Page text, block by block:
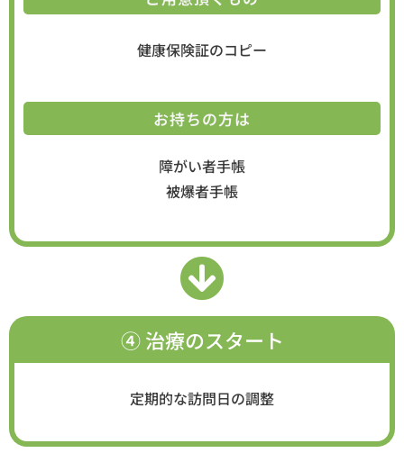
健康保険証のコピー
お持ちの方は
障がい者手帳
被爆者手帳
④ 治療のスタート
定期的な訪問日の調整